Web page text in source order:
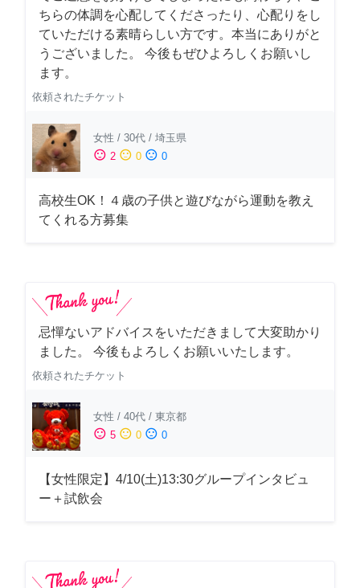
ちらの体調を心配してくださったり、心配りをし
ていただける素晴らしい方です。本当にありがと
うございました。 今後もぜひよろしくお願いし
ます。
依頼されたチケット
女性 / 30代 / 埼玉県
sentiment_satisfied 2 sentiment_neutral 0 sentiment_dissatisfied 0
高校生OK！４歳の子供と遊びながら運動を教え
てくれる方募集
忌憚ないアドバイスをいただきまして大変助かり
ました。 今後もよろしくお願いいたします。
依頼されたチケット
女性 / 40代 / 東京都
sentiment_satisfied 5 sentiment_neutral 0 sentiment_dissatisfied 0
【女性限定】4/10(土)13:30グループインタビュ
ー＋試飲会